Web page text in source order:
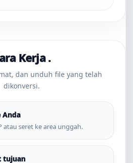
Kerja .
dan unduh file yang telah
dikonversi.
Anda
atau seret ke area unggah.
tujuan